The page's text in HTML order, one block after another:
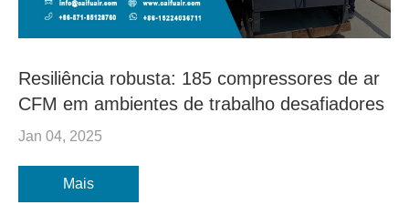
Resiliência robusta: 185 compressores de ar
CFM em ambientes de trabalho desafiadores
Jan 04, 2025
Mais